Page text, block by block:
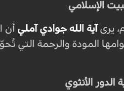
الإسلامي
آية الله جوادي آملي أن
المودة والرحمة التي
الدور الأنثوي